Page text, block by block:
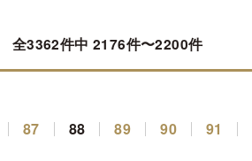
全3362件中 2176件〜2200件
87 88 89 90 91